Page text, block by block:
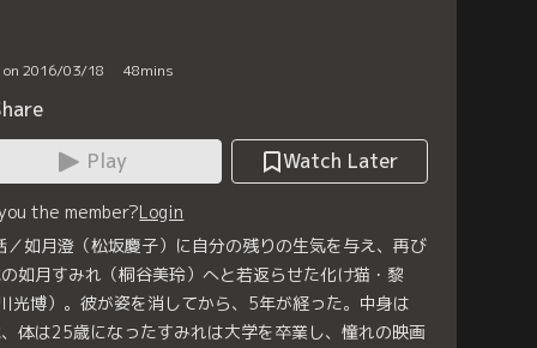
2016/03/18 48mins
Play
Watch Later
the member?Login
／如月澄（松坂慶子）に自分の残りの生気を与え、再び
如月すみれ（桐谷美玲）へと若返らせた化け猫・黎
光博）。彼が姿を消してから、5年が経った。中身は
体は25歳になったすみれは大学を卒業し、憧れの映画